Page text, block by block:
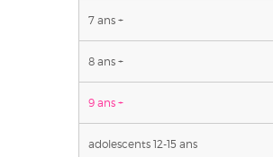
7 ans +
8 ans +
9 ans +
adolescents 12-15 ans